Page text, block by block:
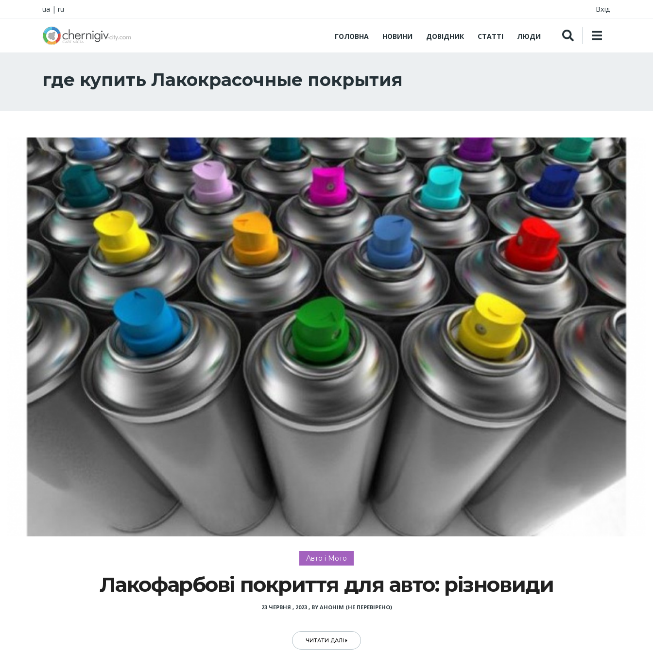
ua | ru Вхід
ГОЛОВНА НОВИНИ ДОВІДНИК СТАТТІ ЛЮДИ
где купить Лакокрасочные покрытия
Авто і Мото
Лакофарбові покриття для авто: різновиди
23 ЧЕРВНЯ , 2023, BY АНОНІМ (НЕ ПЕРЕВІРЕНО)
ЧИТАТИ ДАЛІ